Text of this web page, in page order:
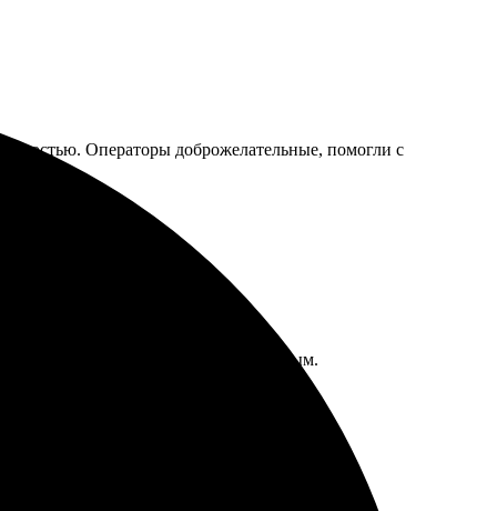
Операторы доброжелательные, помогли с
доставка. Рекомендую знакомым.